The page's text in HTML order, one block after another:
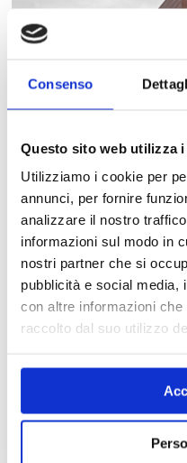
Consenso
Questo sito web utilizza
Utilizziamo i cookie per
annunci, per fornire
analizzare il nostro
informazioni sul modo in
nostri partner che si
pubblicità e social media,
con altre informazioni
raccolto dal suo utilizzo
MAPPA